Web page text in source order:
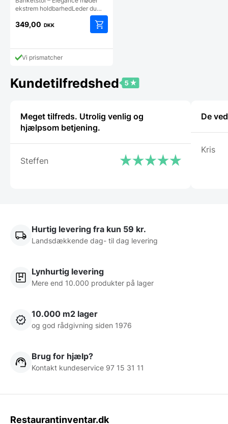
ekstrem holdbarhedLeder du…
349,00 DKK
Vi prismatcher
Kundetilfredshed
Meget tilfreds. Utrolig venlig og
hjælpsom betjening.
Steffen
De
Kris
Hurtig levering fra kun 59 kr.
Landsdækkende dag- til dag levering
Lynhurtig levering
Mere end 10.000 produkter på lager
10.000 m2 lager
og god rådgivning siden 1976
Brug for hjælp?
Kontakt kundeservice 97 15 31 11
Restaurantinventar.dk